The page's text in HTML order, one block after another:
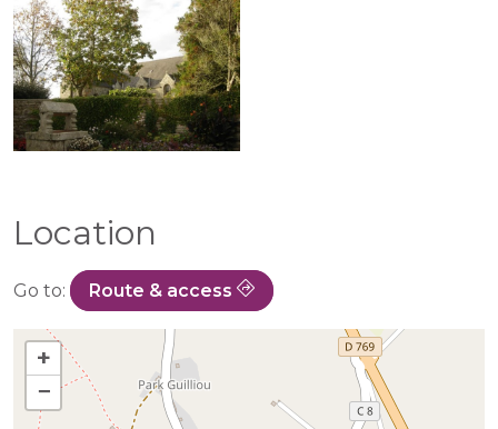
Location
Go to: Route & access
+
−